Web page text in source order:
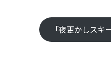
「夜更かしスキ